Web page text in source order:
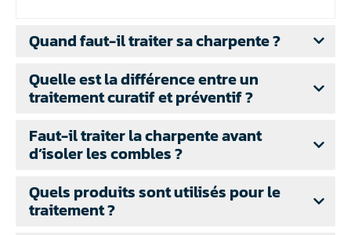
Quand faut-il traiter sa charpente ?
Quelle est la différence entre un
traitement curatif et préventif ?
Faut-il traiter la charpente avant
d’isoler les combles ?
Quels produits sont utilisés pour le
traitement ?